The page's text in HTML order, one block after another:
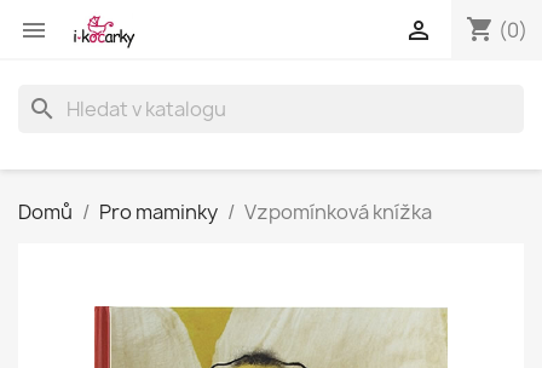
 shopping_cart (0)

search
Domů Pro maminky Vzpomínková knížka